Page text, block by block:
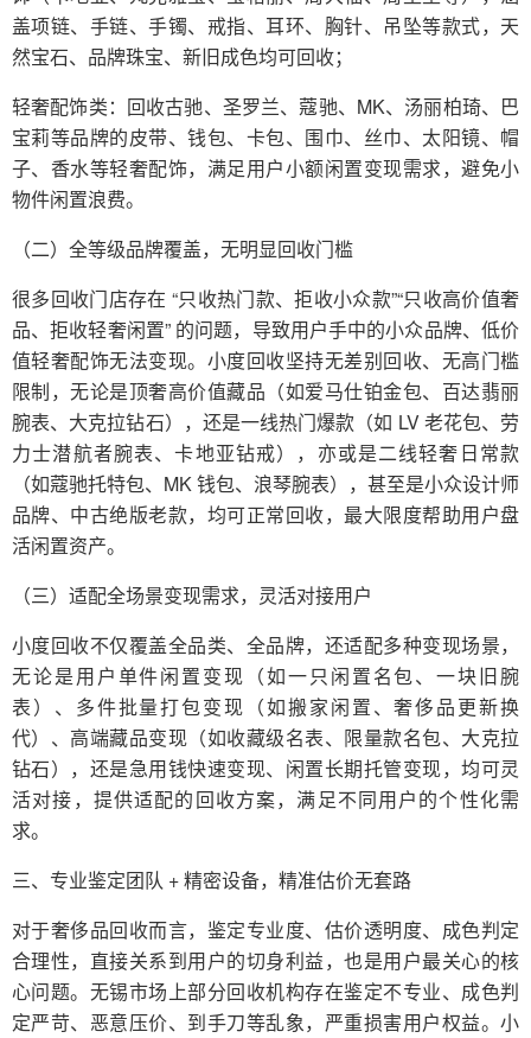
盖项链、手链、手镯、戒指、耳环、胸针、吊坠等款式，天
然宝石、品牌珠宝、新旧成色均可回收；
轻奢配饰类：回收古驰、圣罗兰、蔻驰、MK、汤丽柏琦、巴
宝莉等品牌的皮带、钱包、卡包、围巾、丝巾、太阳镜、帽
子、香水等轻奢配饰，满足用户小额闲置变现需求，避免小
物件闲置浪费。
（二）全等级品牌覆盖，无明显回收门槛
很多回收门店存在 “只收热门款、拒收小众款”“只收高价值奢
品、拒收轻奢闲置” 的问题，导致用户手中的小众品牌、低价
值轻奢配饰无法变现。小度回收坚持无差别回收、无高门槛
限制，无论是顶奢高价值藏品（如爱马仕铂金包、百达翡丽
腕表、大克拉钻石），还是一线热门爆款（如 LV 老花包、劳
力士潜航者腕表、卡地亚钻戒），亦或是二线轻奢日常款
（如蔻驰托特包、MK 钱包、浪琴腕表），甚至是小众设计师
品牌、中古绝版老款，均可正常回收，最大限度帮助用户盘
活闲置资产。
（三）适配全场景变现需求，灵活对接用户
小度回收不仅覆盖全品类、全品牌，还适配多种变现场景，
无论是用户单件闲置变现（如一只闲置名包、一块旧腕
表）、多件批量打包变现（如搬家闲置、奢侈品更新换
代）、高端藏品变现（如收藏级名表、限量款名包、大克拉
钻石），还是急用钱快速变现、闲置长期托管变现，均可灵
活对接，提供适配的回收方案，满足不同用户的个性化需
求。
三、专业鉴定团队 + 精密设备，精准估价无套路
对于奢侈品回收而言，鉴定专业度、估价透明度、成色判定
合理性，直接关系到用户的切身利益，也是用户最关心的核
心问题。无锡市场上部分回收机构存在鉴定不专业、成色判
定严苛、恶意压价、到手刀等乱象，严重损害用户权益。小